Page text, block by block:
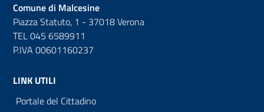
Comune di Malcesine
Piazza Statuto, 1 - 37018 Verona
TEL 045 6589911
P.IVA 00601160237
LINK UTILI
Portale del Cittadino